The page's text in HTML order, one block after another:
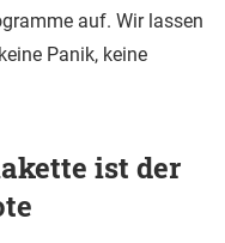
auf. Wir lassen
Panik, keine
ist der